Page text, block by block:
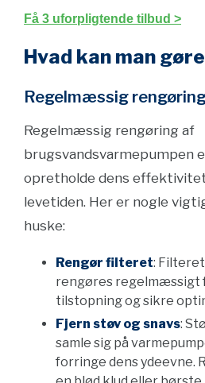
Få 3 uforpligtende tilbud >
Hvad kan man
Regelmæssig
Regelmæssig rengøring af
brugsvandsvarmepumpen
opretholde dens
levetiden. Her er nogle
huske:
Rengør filteret:
rengøres regelmæssigt
tilstopning og sikre
Fjern støv og snavs:
samle sig på
forringe dens ydeevne.